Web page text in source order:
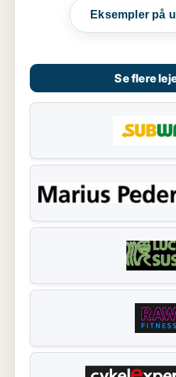
Eksempler på
Se flere